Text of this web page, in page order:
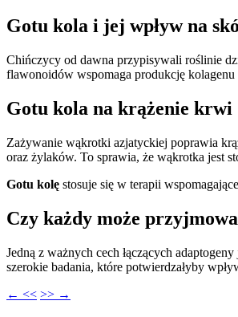
Gotu kola i jej wpływ na
Chińczycy od dawna przypisywali roślinie
flawonoidów wspomaga produkcję
Gotu kola na krążenie krwi
Zażywanie wąkrotki azjatyckiej poprawia
oraz żylaków. To sprawia, że wąkrotka jest
Gotu kolę stosuje się w terapii
Czy każdy może
Jedną z ważnych cech łączących
szerokie badania, które potwierdzałyby
← << >> →